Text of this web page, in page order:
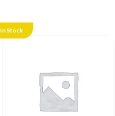
In Stock